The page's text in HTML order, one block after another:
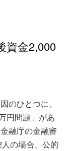
資金2,000
のひとつに、
円問題」があ
融庁の金融審
の場合、公的